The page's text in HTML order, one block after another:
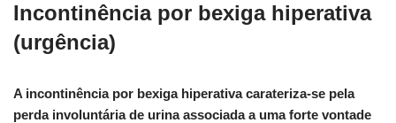
Incontinência por bexiga hiperativa
(urgência)
A incontinência por bexiga hiperativa carateriza-se pela
perda involuntária de urina associada a uma forte vontade